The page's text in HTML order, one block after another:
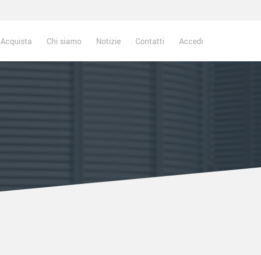
Acquista Chi siamo Notizie Contatti Accedi